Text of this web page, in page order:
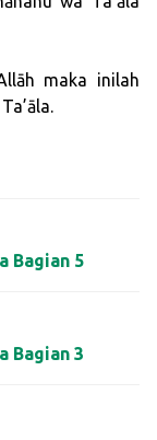
maka inilah
Bagian 5
Bagian 3